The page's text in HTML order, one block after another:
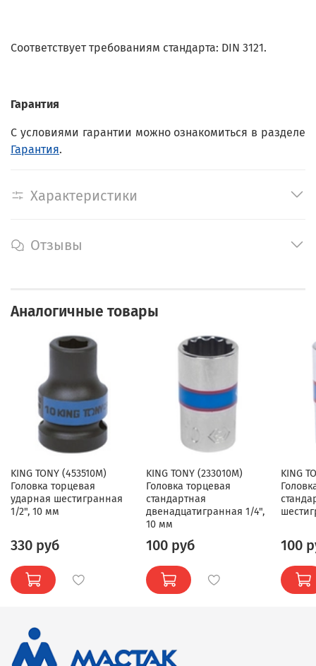
Соответствует требованиям стандарта: DIN 3121.
Гарантия
С условиями гарантии можно ознакомиться в разделе
Гарантия.
Характеристики
Отзывы
Аналогичные товары
KING TONY (453510M)
Головка торцевая
ударная шестигранная
1/2", 10 мм
330 руб
KING TONY (233010M)
Головка торцевая
стандартная
двенадцатигранная 1/4",
10 мм
100 руб
KING
100